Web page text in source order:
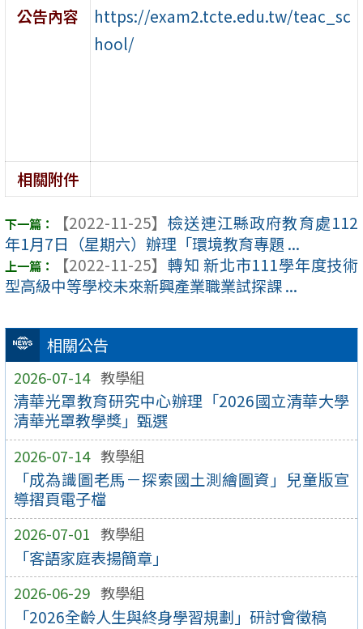
相關公告
2026-07-14 教學組
清華光罩教育研究中心辦理「2026國立清華大學
清華光罩教學獎」甄選
2026-07-14 教學組
「成為識圖老馬－探索國土測繪圖資」兒童版宣
導摺頁電子檔
2026-07-01 教學組
「客語家庭表揚簡章」
2026-06-29 教學組
「2026全齡人生與終身學習規劃」研討會徵稿
公告內容
https://exam2.tcte.edu.tw/teac_sc
hool/
相關附件
【2022-11-25】 檢送連江縣政府教育處112
年1月7日（星期六）辦理「環境教育專題 ...
【2022-11-25】 轉知 新北市111學年度技術
型高級中等學校未來新興產業職業試探課 ...